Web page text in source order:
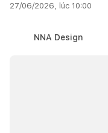
27/06/2026, lúc 10:00
NNA Design